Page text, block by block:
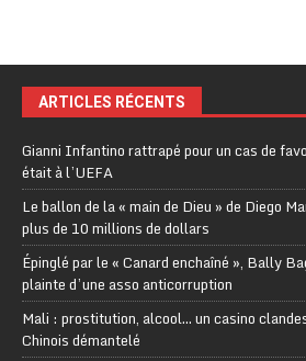
ARTICLES RÉCENTS
Gianni Infantino rattrapé pour un cas de
était à l’UEFA
Le ballon de la « main de Dieu » de Diego
plus de 10 millions de dollars
Épinglé par le « Canard enchaîné », Bally
plainte d’une asso anticorruption
Mali : prostitution, alcool… un casino
Chinois démantelé